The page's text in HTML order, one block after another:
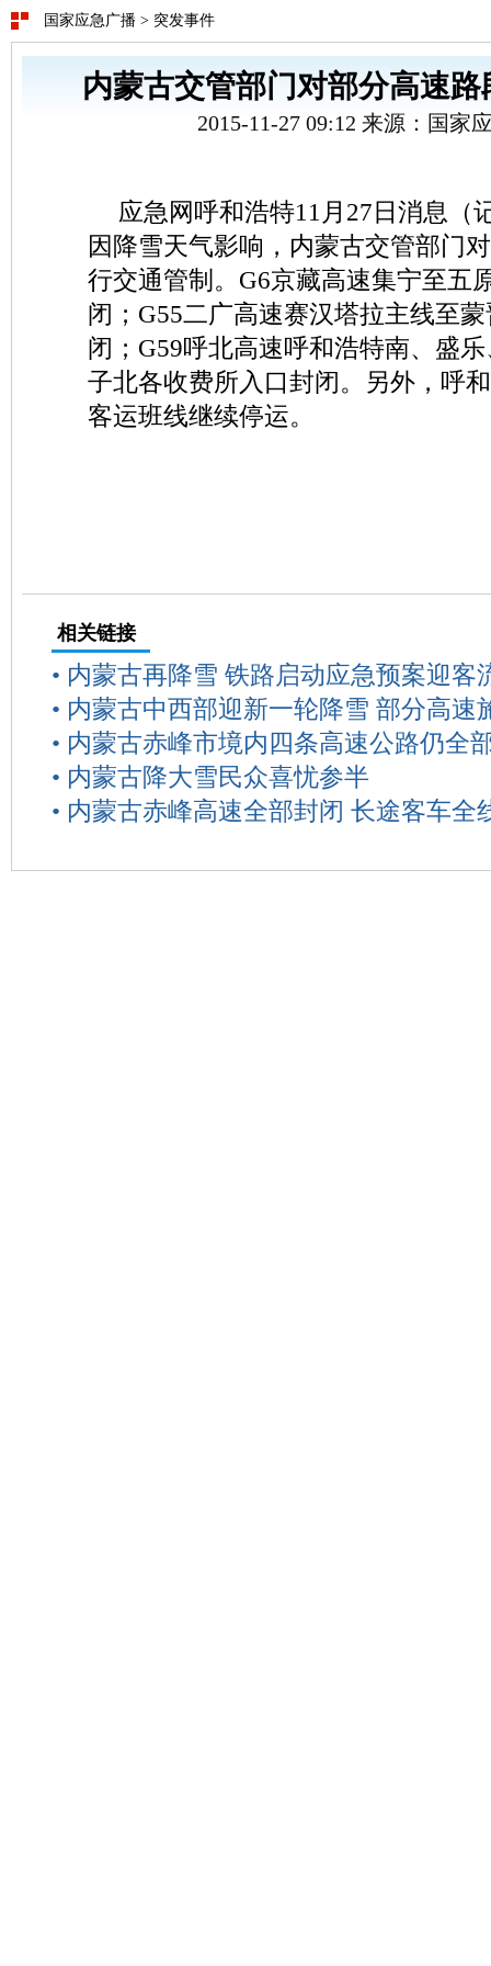
国家应急广播 > 突发事件
内蒙古交管部门对部分高速
2015-11-27 09:12 来源：国家
应急网呼和浩特11月27日消息（
因降雪天气影响，内蒙古交管部门
行交通管制。G6京藏高速集宁至五
闭；G55二广高速赛汉塔拉主线至
闭；G59呼北高速呼和浩特南、盛
子北各收费所入口封闭。另外，呼
客运班线继续停运。
相关链接
• 内蒙古再降雪 铁路启动应急预案迎客
• 内蒙古中西部迎新一轮降雪 部分高速
• 内蒙古赤峰市境内四条高速公路仍全
• 内蒙古降大雪民众喜忧参半
• 内蒙古赤峰高速全部封闭 长途客车全